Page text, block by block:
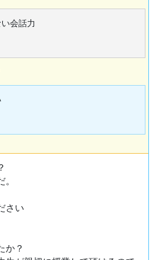
会話力
さい
か？